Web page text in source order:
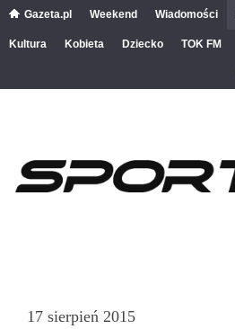
Gazeta.pl Weekend Wiadomości
Kultura Kobieta Dziecko TOK FM
17 sierpień 2015